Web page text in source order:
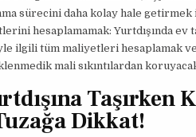
sürecini daha kolay hale
hesaplamamak: Yurtdışında ev
ilgili tüm maliyetleri hesaplamak
mali sıkıntılardan
Taşırken
Dikkat!